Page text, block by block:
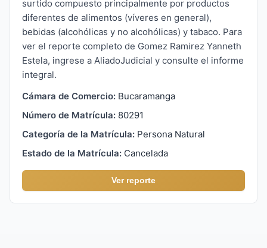
surtido compuesto principalmente por productos
diferentes de alimentos (víveres en general),
bebidas (alcohólicas y no alcohólicas) y tabaco. Para
ver el reporte completo de Gomez Ramirez Yanneth
Estela, ingrese a AliadoJudicial y consulte el informe
integral.
Cámara de Comercio: Bucaramanga
Número de Matrícula: 80291
Categoría de la Matrícula: Persona Natural
Estado de la Matrícula: Cancelada
Ver reporte